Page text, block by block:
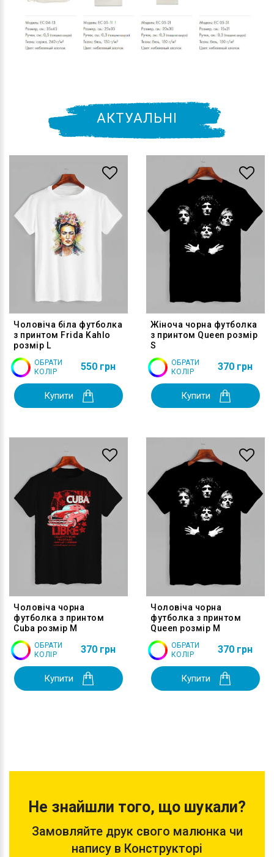
АКТУАЛЬНІ
Чоловіча біла футболка
з принтом Frida Kahlo
розмір L
ОБРАТИ
КОЛІР
550 грн
Купити
Жіноча чорна футболка
з принтом Queen розмір
S
ОБРАТИ
КОЛІР
370 грн
Купити
Чоловіча чорна
футболка з принтом
Cuba розмір M
ОБРАТИ
КОЛІР
370 грн
Купити
Чоловіча чорна
футболка з принтом
Queen розмір M
ОБРАТИ
КОЛІР
370 грн
Купити
Не знайшли того, що шукали?
Замовляйте друк свого малюнка чи
напису в Конструкторі